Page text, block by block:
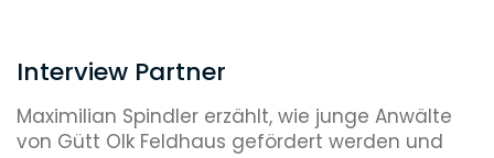
Interview Partner
Maximilian Spindler erzählt, wie junge Anwälte
von Gütt Olk Feldhaus gefördert werden und